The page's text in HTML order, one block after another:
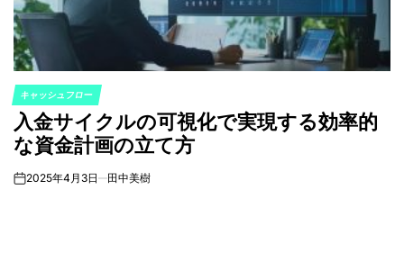
POSTED
IN
キャッシュフロー
入金サイクルの可視化で実現する効率的
な資金計画の立て方
on2025年4月3日 田中美樹